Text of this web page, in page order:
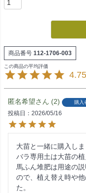
商品番号 112-1706-003
4.75
匿名希望 2 購入
投稿日
2026/05/16
大苗と一緒に購入しま
バラ専用土は大苗の植
馬ふん堆肥は用途の
ので、植え替え時や
た。